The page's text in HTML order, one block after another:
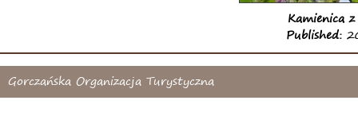
Kamienica
Published:
Gorczańska Organizacja Turystyczna